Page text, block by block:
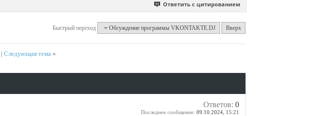
Ответить с цитированием
Быстрый переход Обсуждение программы VKONTAKTE.DJ Вверх
| Следующая тема »
Ответов: 0
Последнее сообщение: 09.10.2024, 15:21